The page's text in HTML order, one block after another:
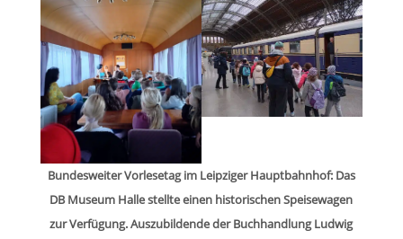
Bun­des­wei­ter Vor­le­se­tag im Leip­zi­ger Haupt­bahn­hof: Das
DB Museum Halle stellte einen his­to­ri­schen Spei­se­wa­gen
zur Ver­fü­gung. Aus­zu­bil­dende der Buch­hand­lung Lud­wig